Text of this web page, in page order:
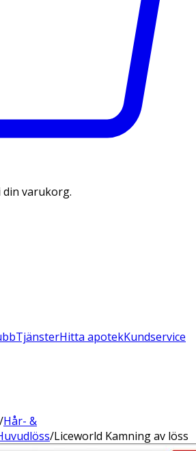
varukorg.
TjänsterHitta apotekKundservice
/Hår- &
/Liceworld Kamning av löss